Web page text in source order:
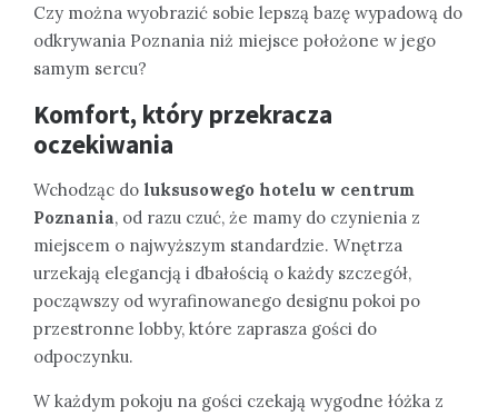
Czy można wyobrazić sobie lepszą bazę wypadową do
odkrywania Poznania niż miejsce położone w jego
samym sercu?
Komfort, który przekracza
oczekiwania
Wchodząc do luksusowego hotelu w centrum
Poznania, od razu czuć, że mamy do czynienia z
miejscem o najwyższym standardzie. Wnętrza
urzekają elegancją i dbałością o każdy szczegół,
począwszy od wyrafinowanego designu pokoi po
przestronne lobby, które zaprasza gości do
odpoczynku.
W każdym pokoju na gości czekają wygodne łóżka z